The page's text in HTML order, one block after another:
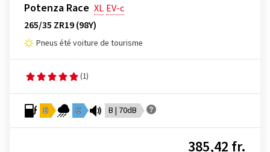
Potenza Race XL EV-c
265/35 ZR19 (98Y)
Pneus été voiture de tourisme
(1)
D C B | 70dB
385,42 fr.